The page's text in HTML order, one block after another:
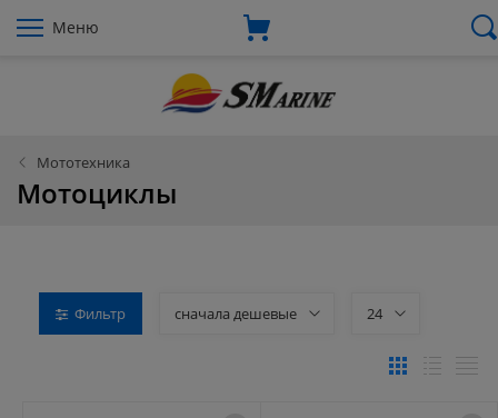
Меню
Мототехника
Мотоциклы
Фильтр сначала дешевые 24